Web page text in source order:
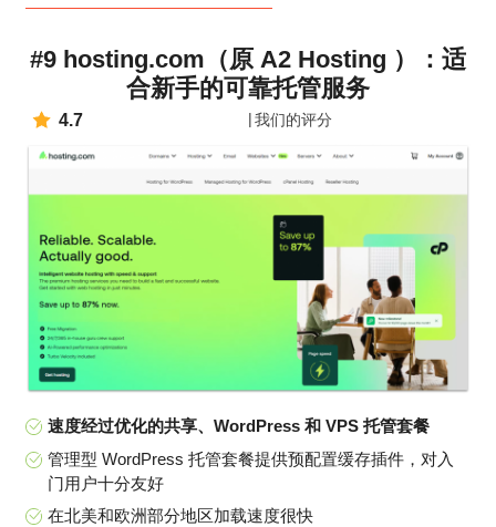
#9 hosting.com（原 A2 Hosting ）：适
合新手的可靠托管服务
4.7 我们的评分
速度经过优化的共享、WordPress 和 VPS 托管套餐
管理型 WordPress 托管套餐提供预配置缓存插件，对入
门用户十分友好
在北美和欧洲部分地区加载速度很快